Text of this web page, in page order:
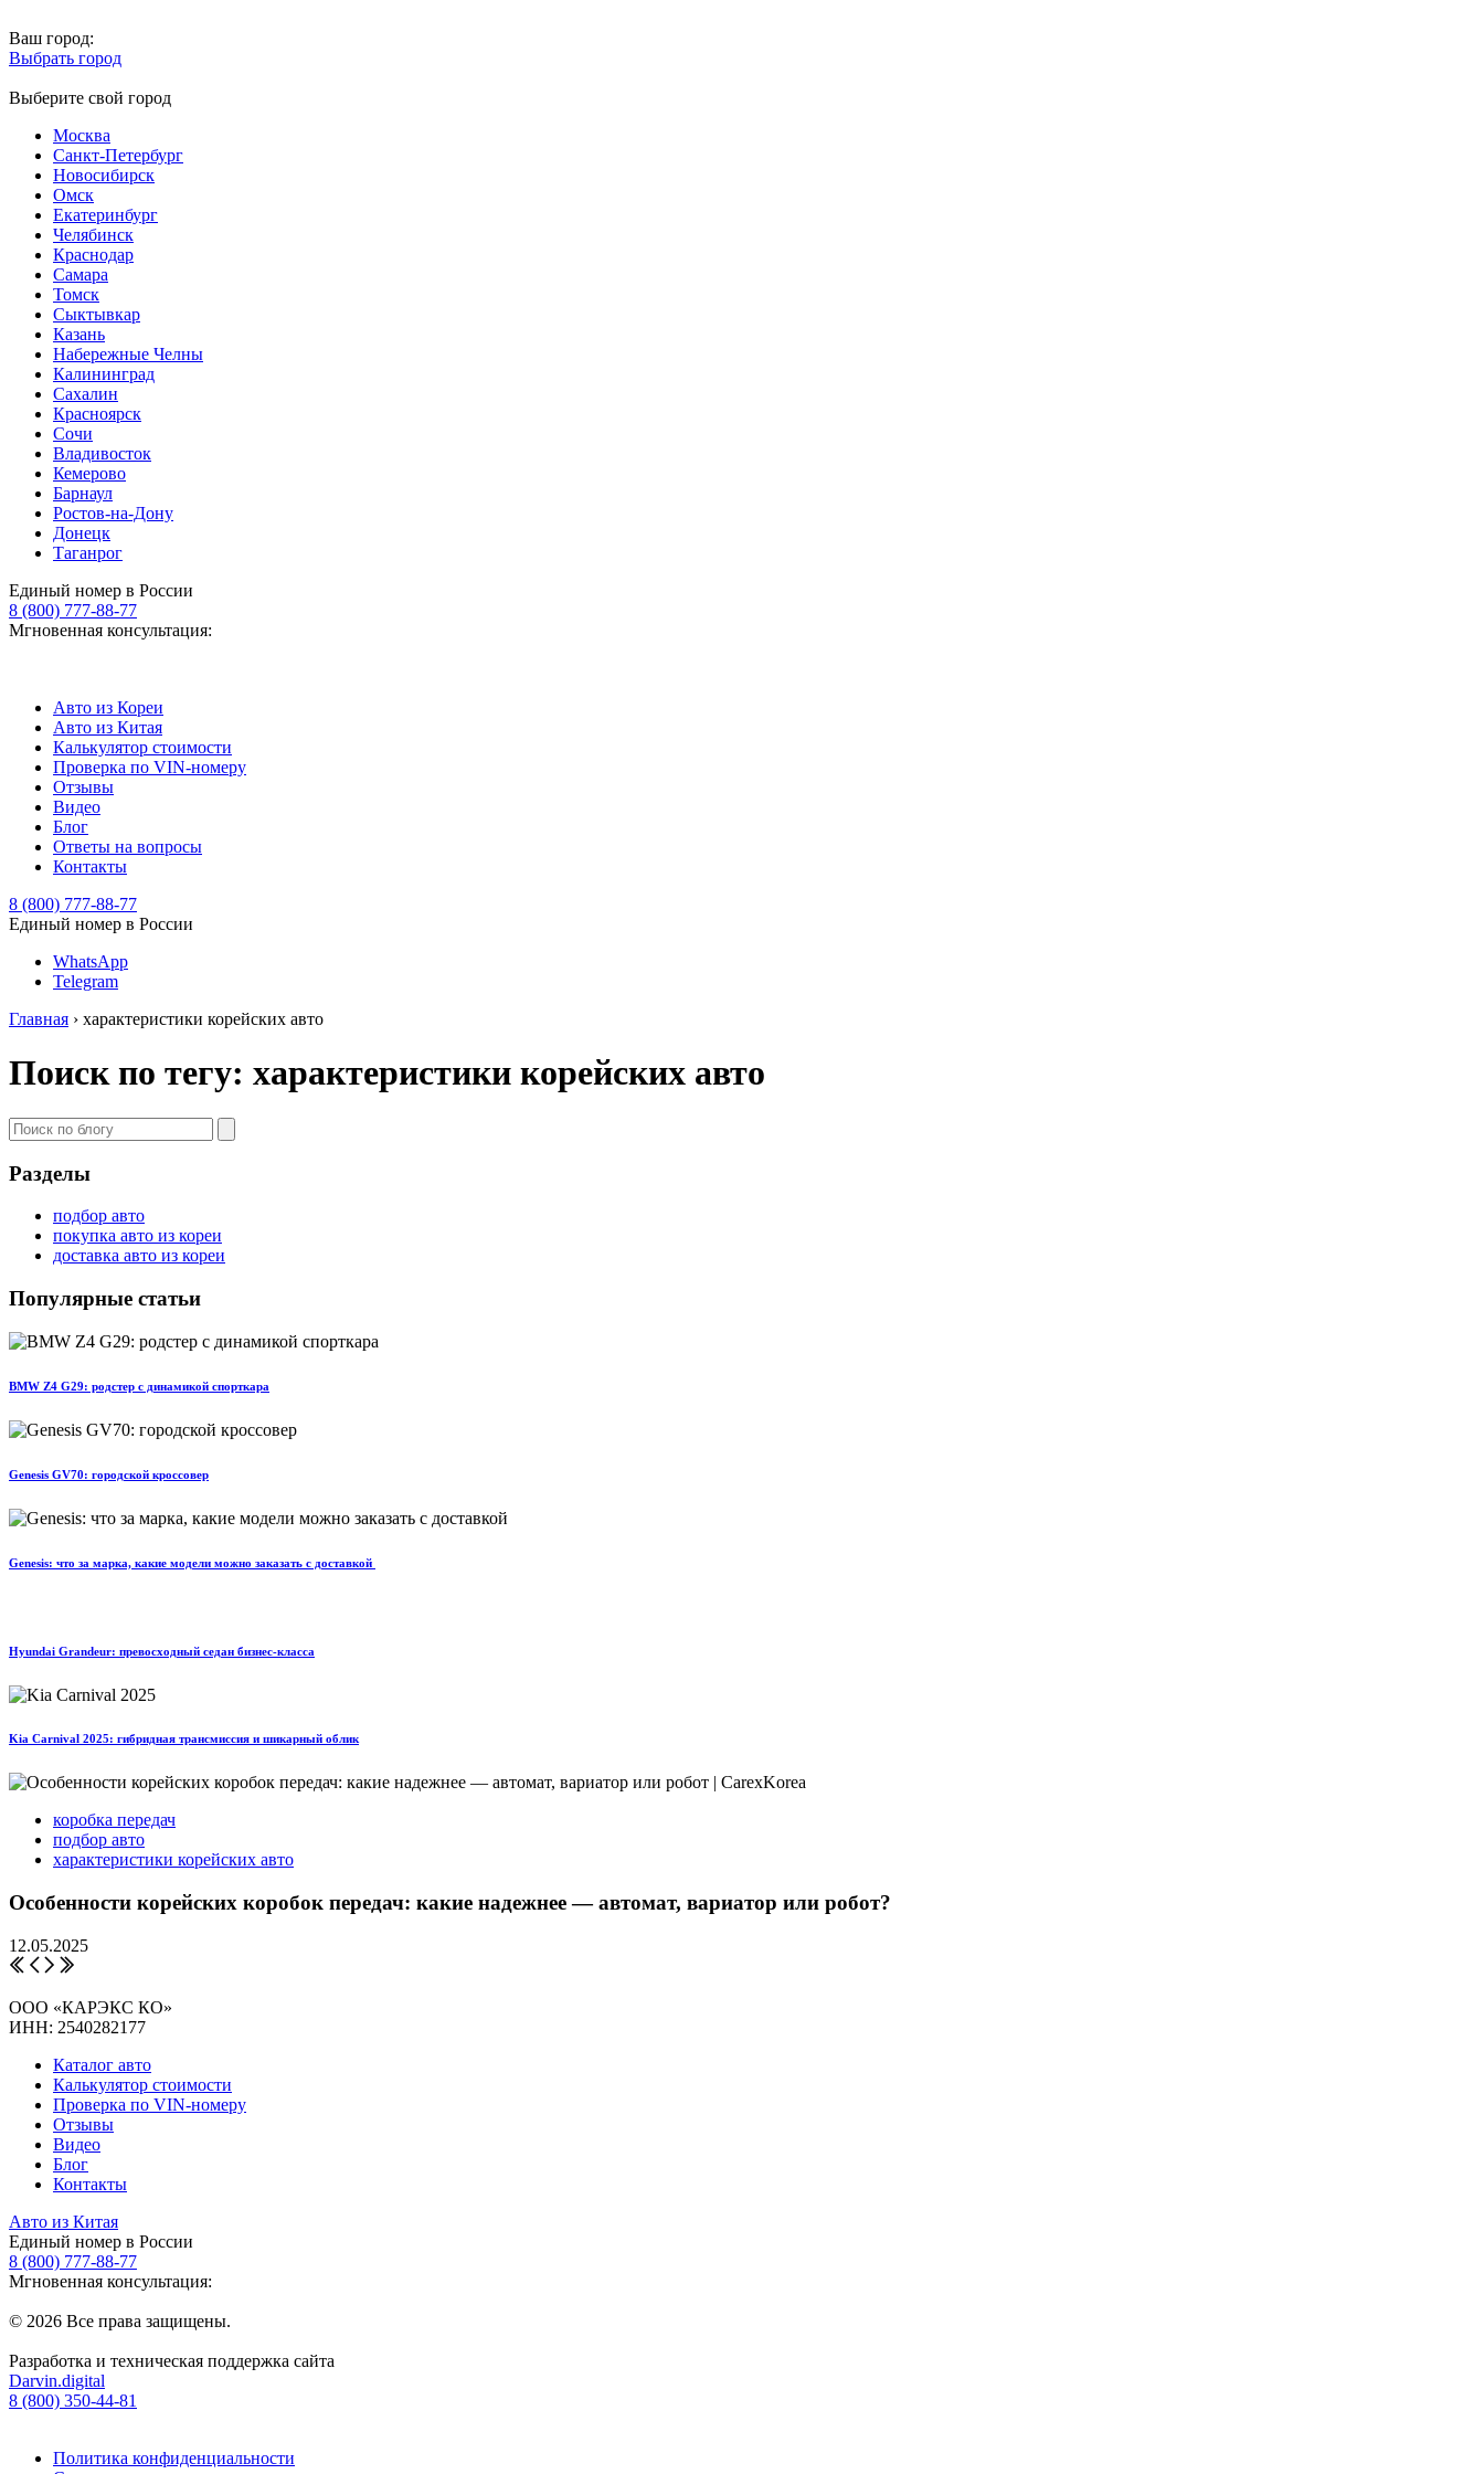
Ваш город:
Выбрать город
Выберите свой город
Москва
Санкт-Петербург
Новосибирск
Омск
Екатеринбург
Челябинск
Краснодар
Самара
Томск
Сыктывкар
Казань
Набережные Челны
Калининград
Сахалин
Красноярск
Сочи
Владивосток
Кемерово
Барнаул
Ростов-на-Дону
Донецк
Таганрог
Единый номер в России
8 (800) 777-88-77
Мгновенная консультация:
Авто из Кореи
Авто из Китая
Калькулятор стоимости
Проверка по VIN-номеру
Отзывы
Видео
Блог
Ответы на вопросы
Контакты
8 (800) 777-88-77
Единый номер в России
WhatsApp
Telegram
Главная › характеристики корейских авто
Поиск по тегу: характеристики корейских авто
Разделы
подбор авто
покупка авто из кореи
доставка авто из кореи
Популярные статьи
BMW Z4 G29: родстер с динамикой спорткара
Genesis GV70: городской кроссовер
Genesis: что за марка, какие модели можно заказать с доставкой
Hyundai Grandeur: превосходный седан бизнес-класса
Kia Carnival 2025: гибридная трансмиссия и шикарный облик
коробка передач
подбор авто
характеристики корейских авто
Особенности корейских коробок передач: какие надежнее — автомат, вариатор или робот?
12.05.2025
ООО «КАРЭКС КО»
ИНН: 2540282177
Каталог авто
Калькулятор стоимости
Проверка по VIN-номеру
Отзывы
Видео
Блог
Контакты
Авто из Китая
Единый номер в России
8 (800) 777-88-77
Мгновенная консультация:
© 2026 Все права защищены.
Разработка и техническая поддержка сайта
Darvin.digital
8 (800) 350-44-81
Политика конфиденциальности